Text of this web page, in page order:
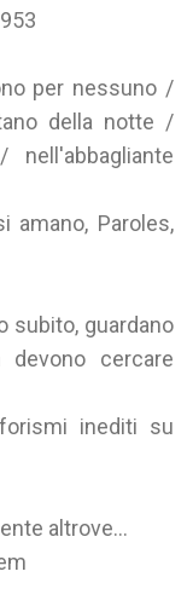
per nessuno /
della notte /
amano, Paroles,
subito, guardano
cercare
inediti su
altrove...